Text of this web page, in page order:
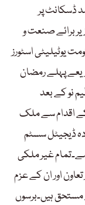
یوٹیلٹی سٹورز عوام کو 15 فیصد ڈسکانٹ پر
برائے صنعت و
یوٹیلیٹی اسٹورز
پہلے رمضان
نو کے بعد
اقدام سے ملک
ڈیجیٹل سسٹم
غیر ملکی
اور ان کے عزم
مستحق ہیں۔برسوں